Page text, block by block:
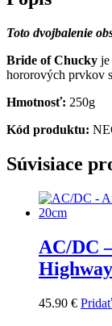
Toto dvojbalenie
Bride of Chucky je
hororových prvkov
Hmotnosť: 250g
Kód produktu:
Súvisiace
AC/DC
45.90 €